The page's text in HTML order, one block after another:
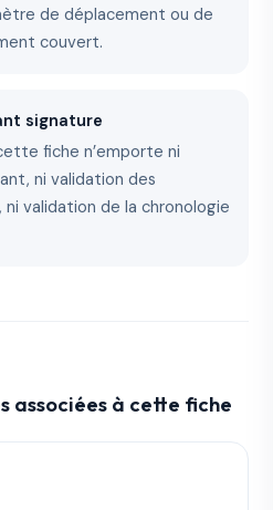
de déplacement ou de
couvert.
signature
fiche n’emporte ni
ni validation des
ni validation de la chronologie
associées à cette fiche